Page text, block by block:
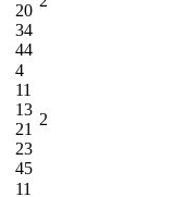
20
34
44
4
11
13
21
23
45
2
11